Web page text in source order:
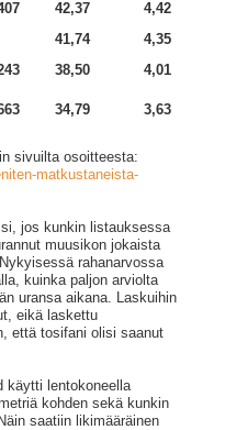
42,37
4,42
41,74
4,35
38,50 4,01
34,79 3,63
sivuilta osoitteesta:
matkustaneista-
jos kunkin listauksessa
muusikon jokaista
rahanarvossa
kuinka paljon arviolta
uransa aikana. Laskuihin
eikä laskettu
että tosifani olisi saanut
käytti lentokoneella
kohden sekä kunkin
saatiin likimääräinen